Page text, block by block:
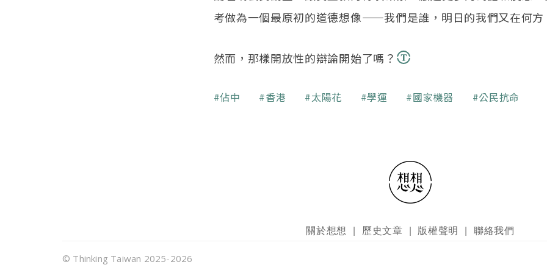
考做為一個最原初的道德想像——我們是誰，明日的我們又在何方
然而，那樣開放性的辯論開始了嗎？
關鍵字
佔中 香港 太陽花 學運 國家機器 公民抗命
關於想想 歷史文章 版權聲明 聯絡我們
© Thinking Taiwan 2025-2026